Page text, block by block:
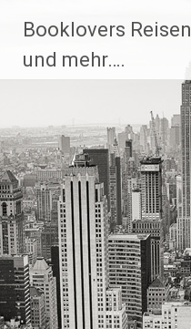
Inhalt
springen
Booklovers Reisen
und mehr….